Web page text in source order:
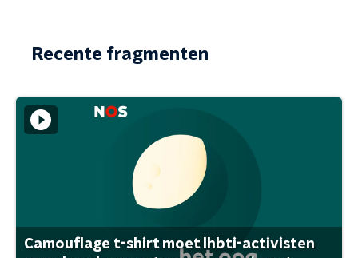
Recente fragmenten
Camouflage t-shirt moet lhbti-activisten